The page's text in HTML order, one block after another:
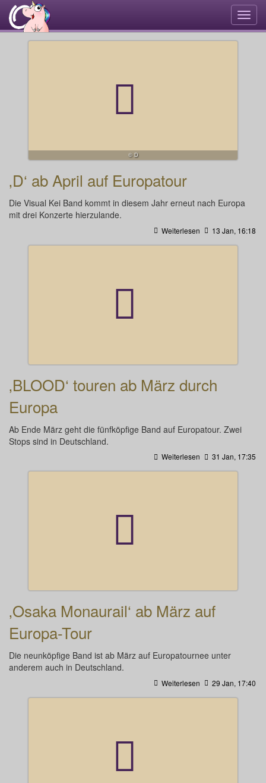
© D
‚D‘ ab April auf Europatour
Die Visual Kei Band kommt in diesem Jahr erneut nach Europa
mit drei Konzerte hierzulande.
Weiterlesen 13 Jan, 16:18
‚BLOOD‘ touren ab März durch
Europa
Ab Ende März geht die fünfköpfige Band auf Europatour. Zwei
Stops sind in Deutschland.
Weiterlesen 31 Jan, 17:35
‚Osaka Monaurail‘ ab März auf
Europa-Tour
Die neunköpfige Band ist ab März auf Europatournee unter
anderem auch in Deutschland.
Weiterlesen 29 Jan, 17:40